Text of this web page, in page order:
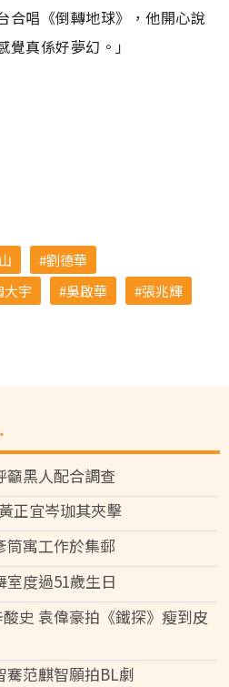
合唱《倒轉地球》，他開心說
覺真係好夢幻。」
劉德華
大宇 吳啟華
張兆輝
籲黑人配合調查
正宜岑珈其夾擊
筒寓工作於集郵
度過51歲生日
史 袁偉豪拍《鐵探》瘦到皮
騫范麒智願拍BL劇